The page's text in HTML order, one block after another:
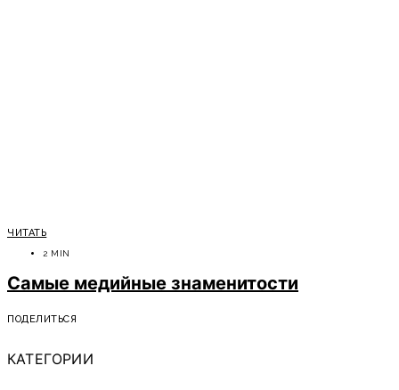
ЧИТАТЬ
2 MIN
Самые медийные знаменитости
ПОДЕЛИТЬСЯ
КАТЕГОРИИ